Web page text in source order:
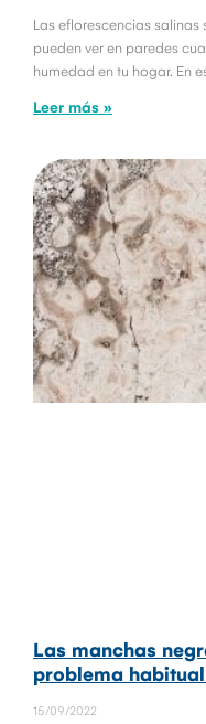
Las eflorescencias
pueden ver en paredes
humedad en tu hogar. En
Leer más »
Las manchas
problema
15/09/2022